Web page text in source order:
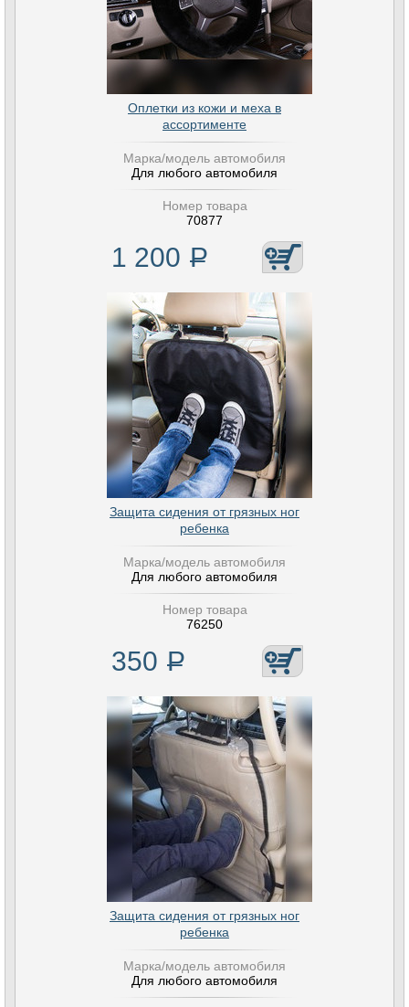
Оплетки из кожи и меха в
ассортименте
Марка/модель автомобиля
Для любого автомобиля
Номер товара
70877
1 200 Р
Защита сидения от грязных ног
ребенка
Марка/модель автомобиля
Для любого автомобиля
Номер товара
76250
350 Р
Защита сидения от грязных ног
ребенка
Марка/модель автомобиля
Для любого автомобиля